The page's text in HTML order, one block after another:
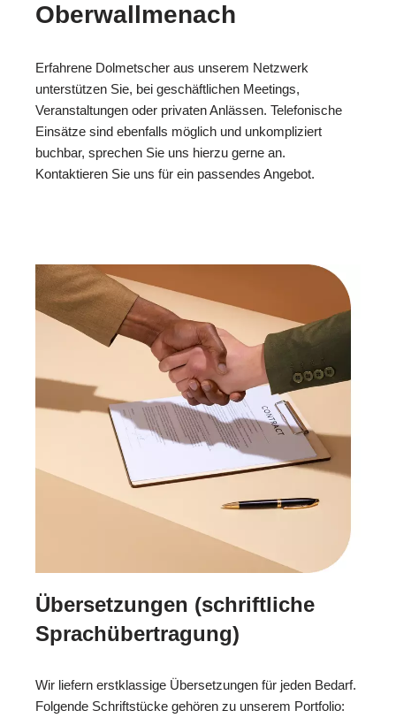
Oberwallmenach
Erfahrene Dolmetscher aus unserem Netzwerk
unterstützen Sie, bei geschäftlichen Meetings,
Veranstaltungen oder privaten Anlässen. Telefonische
Einsätze sind ebenfalls möglich und unkompliziert
buchbar, sprechen Sie uns hierzu gerne an.
Kontaktieren Sie uns für ein passendes Angebot.
Übersetzungen (schriftliche
Sprachübertragung)
Wir liefern erstklassige Übersetzungen für jeden Bedarf.
Folgende Schriftstücke gehören zu unserem Portfolio: